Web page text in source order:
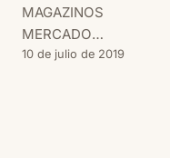
MAGAZINOS
MERCADO
GASTRONÓMICO
10 de julio de 2019